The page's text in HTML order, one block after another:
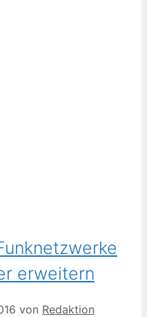
erweitern
von Redaktion